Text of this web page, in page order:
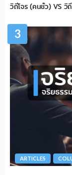
วิถีโจร (คนชั่ว) VS วิ
3
ARTICLES